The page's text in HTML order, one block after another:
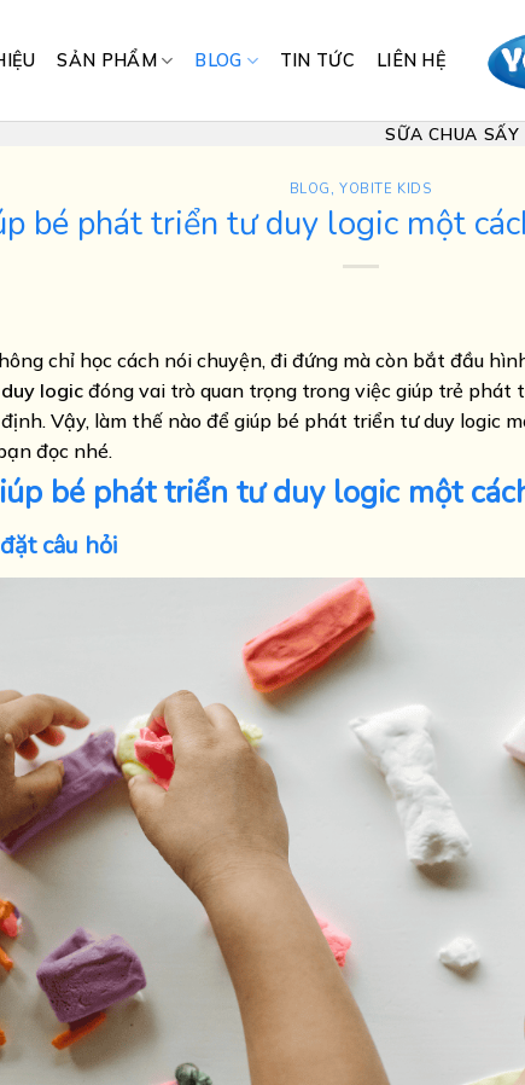
SẢN PHẨM BLOG TIN TỨC LIÊN HỆ
SỮA CHUA
BLOG ,YOBITE KIDS
bé phát triển tư duy logic một
chỉ học cách nói chuyện, đi đứng mà còn bắt đầu
logicđóng vai trò quan trọng trong việc giúp trẻ
Vậy, làm thế nào để giúp bé phát triển tư duy logic
đọc nhé.
bé phát triển tư duy logic một
câu hỏi